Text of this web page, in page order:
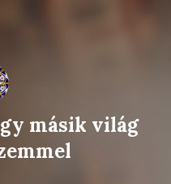
másik világ